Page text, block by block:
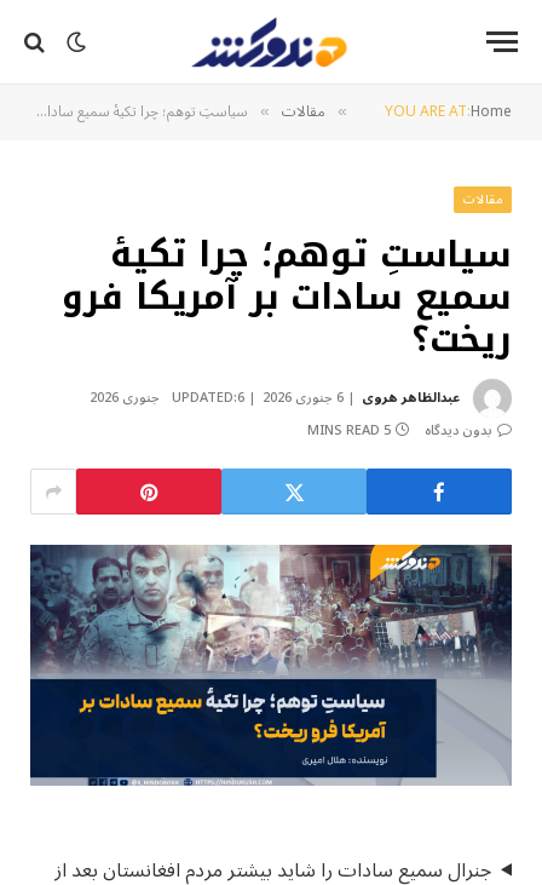
YOU ARE AT:Home
» مقالات » سیاستِ توهم؛ چرا تکیهٔ سمیع سادات بر آمریکا فرو ریخت؟
مقالات
سیاستِ توهم؛ چرا تکیهٔ
سمیع سادات بر آمریکا فرو
ریخت؟
عبدالظاهر هروی 6 جنوری 2026 UPDATED:6 جنوری 2026
بدون دیدگاه
5 MINS READ
جنرال سمیع‌ سادات را شاید بیشتر مردم افغانستان بعد از